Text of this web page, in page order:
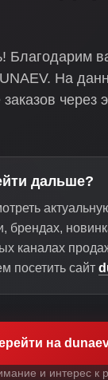
Благодарим
На
через
дальше?
брендах,
каналах
посетить сайт
на
и интерес к